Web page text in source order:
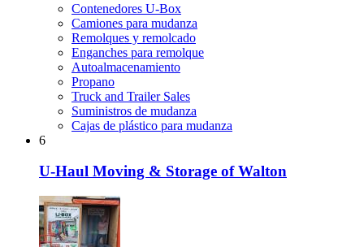
Contenedores U-Box
Camiones para mudanza
Remolques y remolcado
Enganches para remolque
Autoalmacenamiento
Propano
Truck and Trailer Sales
Suministros de mudanza
Cajas de plástico para mudanza
6
U-Haul Moving & Storage of Walton